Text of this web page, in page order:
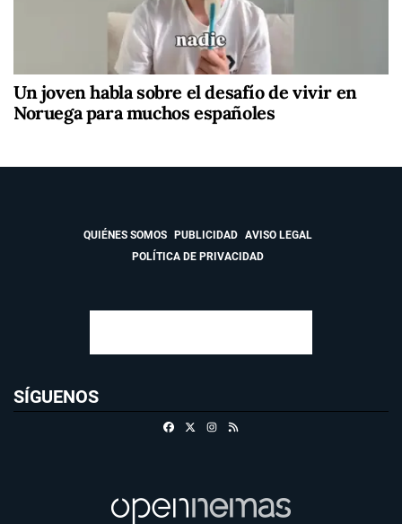
Un joven habla sobre el desafío de vivir en
Noruega para muchos españoles
QUIÉNES SOMOS PUBLICIDAD
AVISO LEGAL
POLÍTICA DE PRIVACIDAD
SÍGUENOS
FacebookInstagram